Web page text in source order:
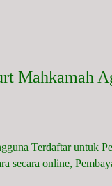
Mahkamah
Terdaftar untuk
secara online,